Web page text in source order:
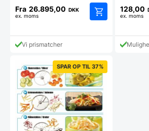
Fra 26.895,00 DKK
ex. moms
vare
varianter.
Mulighederne
kan
vælges
på
varesiden
Vi prismatcher
128,00
ex. moms
SPAR OP TIL 37%